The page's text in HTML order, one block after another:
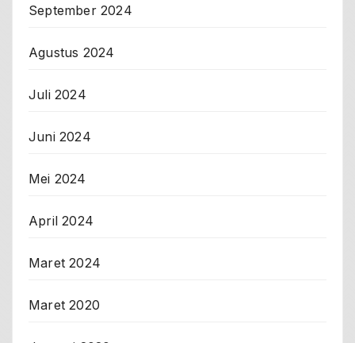
September 2024
Agustus 2024
Juli 2024
Juni 2024
Mei 2024
April 2024
Maret 2024
Maret 2020